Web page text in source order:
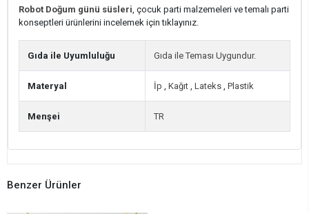
Robot Doğum günü süsleri, çocuk parti malzemeleri ve temalı parti
konseptleri ürünlerini incelemek için tıklayınız.
Gıda ile Uyumluluğu Gıda ile Teması Uygundur.
Materyal İp , Kağıt , Lateks , Plastik
Menşei TR
Benzer Ürünler